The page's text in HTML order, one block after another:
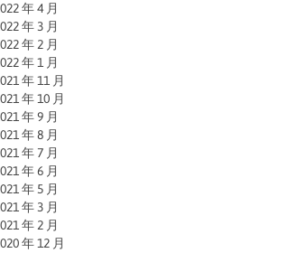
年 4 月
年 3 月
年 2 月
年 1 月
年 11 月
年 10 月
年 9 月
年 8 月
年 7 月
年 6 月
年 5 月
年 3 月
年 2 月
年 12 月